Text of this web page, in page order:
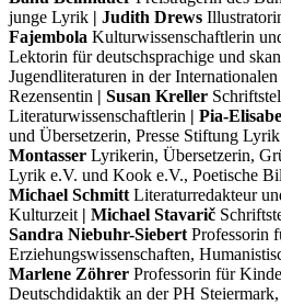
junge Lyrik | Judith Drews
Fajembola Kulturwissenschaftlerin
Lektorin für deutschsprachige und
Jugendliteraturen in der
Rezensentin | Susan Kreller
Literaturwissenschaftlerin | Pia-
und Übersetzerin, Presse Stiftung
Montasser Lyrikerin, Übersetzerin,
Lyrik e.V. und Kook e.V., Poetische
Michael Schmitt Literaturredakteur
Kulturzeit | Michael Stavarič
Sandra Niebuhr-Siebert Professorin
Erziehungswissenschaften,
Marlene Zöhrer Professorin für
Deutschdidaktik an der PH